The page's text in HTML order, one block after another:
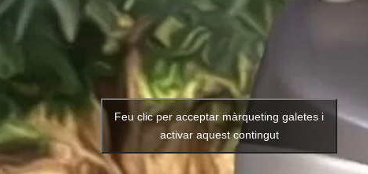
Feu clic per acceptar màrqueting galetes i
activar aquest contingut